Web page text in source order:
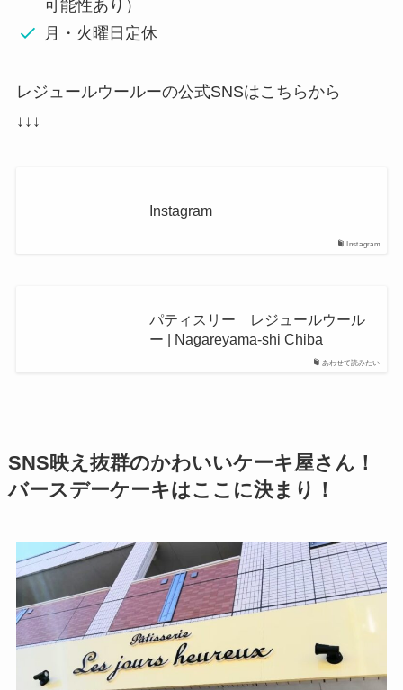
可能性あり）
月・火曜日定休
レジュールウールーの公式SNSはこちらから
↓↓↓
Instagram
Instagram
あわせて読みたい
パティスリー レジュールウール
ー | Nagareyama-shi Chiba
SNS映え抜群のかわいいケーキ屋さん！
バースデーケーキはここに決まり！